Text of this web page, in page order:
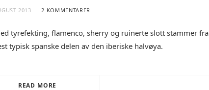
2013 2 KOMMENTARER
tyrefekting, flamenco, sherry og ruinerte slott stammer fra
typisk spanske delen av den iberiske halvøya.
READ MORE